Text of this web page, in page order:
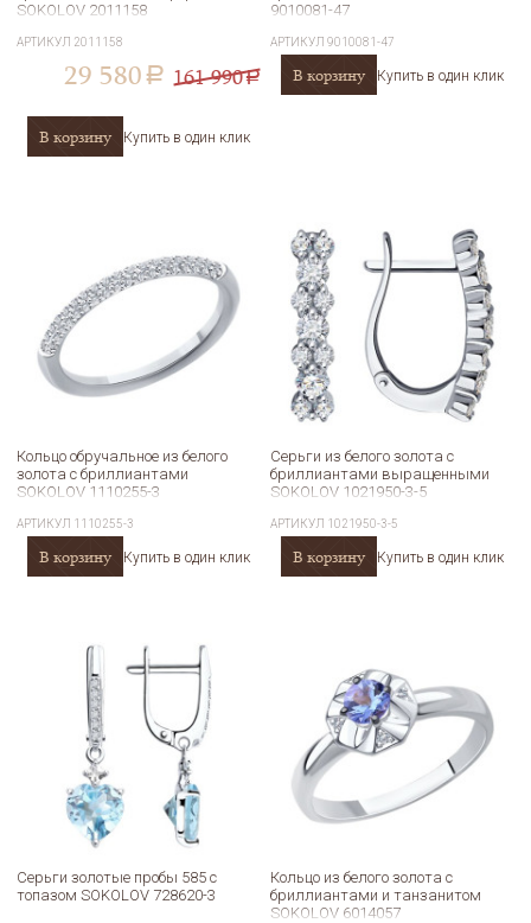
SOKOLOV 2011158
АРТИКУЛ 2011158
29 580 a 161 990a
В корзину Купить в один клик
9010081-47
АРТИКУЛ9010081-47
В корзину Купить в один клик
Кольцо обручальное из белого
золота с бриллиантами
SOKOLOV 1110255-3
АРТИКУЛ 1110255-3
В корзину Купить в один клик
Серьги из белого золота с
бриллиантами выращенными
SOKOLOV 1021950-3-5
АРТИКУЛ 1021950-3-5
В корзину Купить в один клик
Серьги золотые пробы 585 с
топазом SOKOLOV 728620-3
Кольцо из белого золота с
бриллиантами и танзанитом
SOKOLOV 6014057